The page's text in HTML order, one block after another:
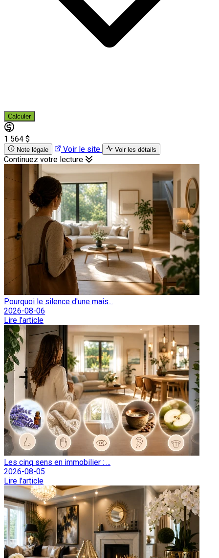
Calculer
1 564 $
Note légale Voir le site Voir les détails
Continuez votre lecture
Pourquoi le silence d'une mais...
2026-08-06
Lire l'article
Les cinq sens en immobilier : ...
2026-08-05
Lire l'article